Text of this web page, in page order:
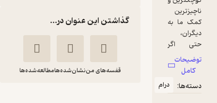
گذاشتن این عنوان در...
قفسه‌های من نشان‌شده‌هامطالعه‌شده‌ها